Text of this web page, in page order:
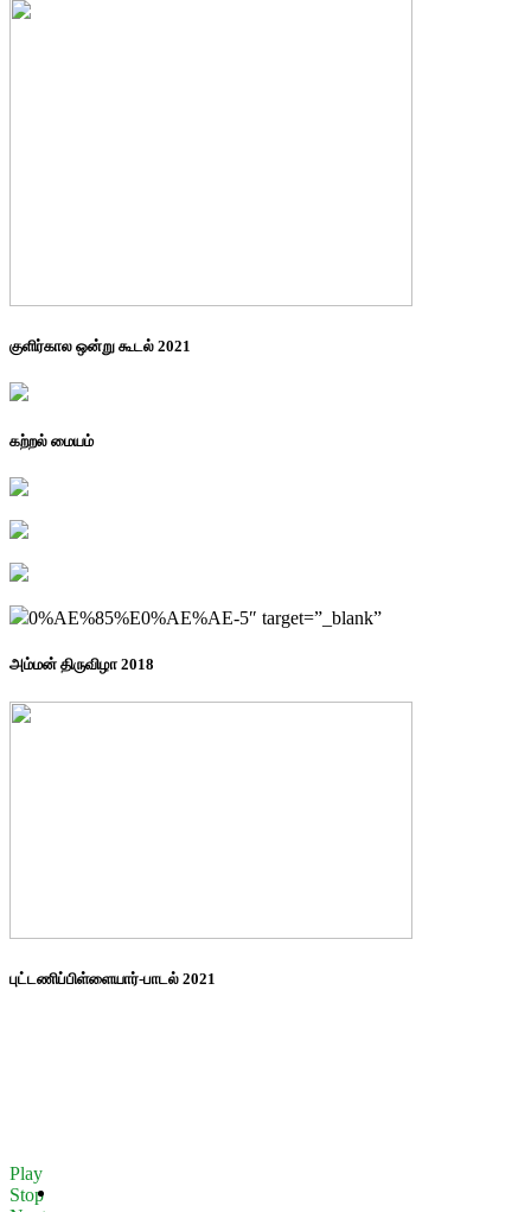
குளிர்கால ஒன்று கூடல் 2021
கற்றல் மையம்
0%AE%85%E0%AE%AE-5″ target=”_blank”
அம்மன் திருவிழா 2018
புட்டணிப்பிள்ளையார்-பாடல் 2021
Play
Stop